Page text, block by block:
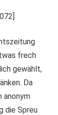
frech
gewählt,
Da
anonym
die Spreu